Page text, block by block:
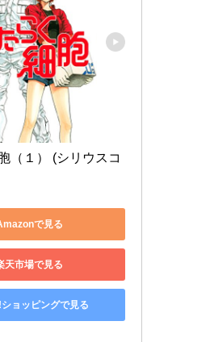
（１） (シリウスコ
で見る
天市場で見る
ョッピングで見る